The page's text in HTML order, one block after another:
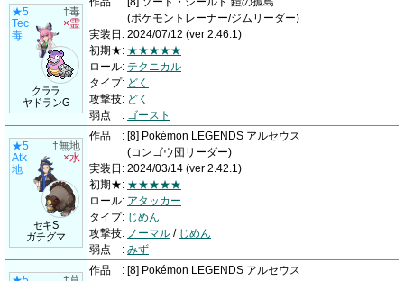
★5
Tec
毒
クララ
ヤドランG
†毒
×霊
(ポケモントレーナー/ジムリーダー)
実装日 : 2024/07/12 (ver 2.46.1)
初期★: ★★★★★
ロール: テクニカル
タイプ: どく
攻撃技: どく
弱点
: ゴースト
★5
Atk
地
セキS
ガチグマ
†無地
×水
作品 : [8] Pokémon LEGENDS アルセウス
(コンゴウ団リーダー)
実装日 : 2024/03/14 (ver 2.42.1)
初期★: ★★★★★
ロール: アタッカー
タイプ: じめん
攻撃技: ノーマル / じめん
弱点
: みず
作品 : [8] Pokémon LEGENDS アルセウス